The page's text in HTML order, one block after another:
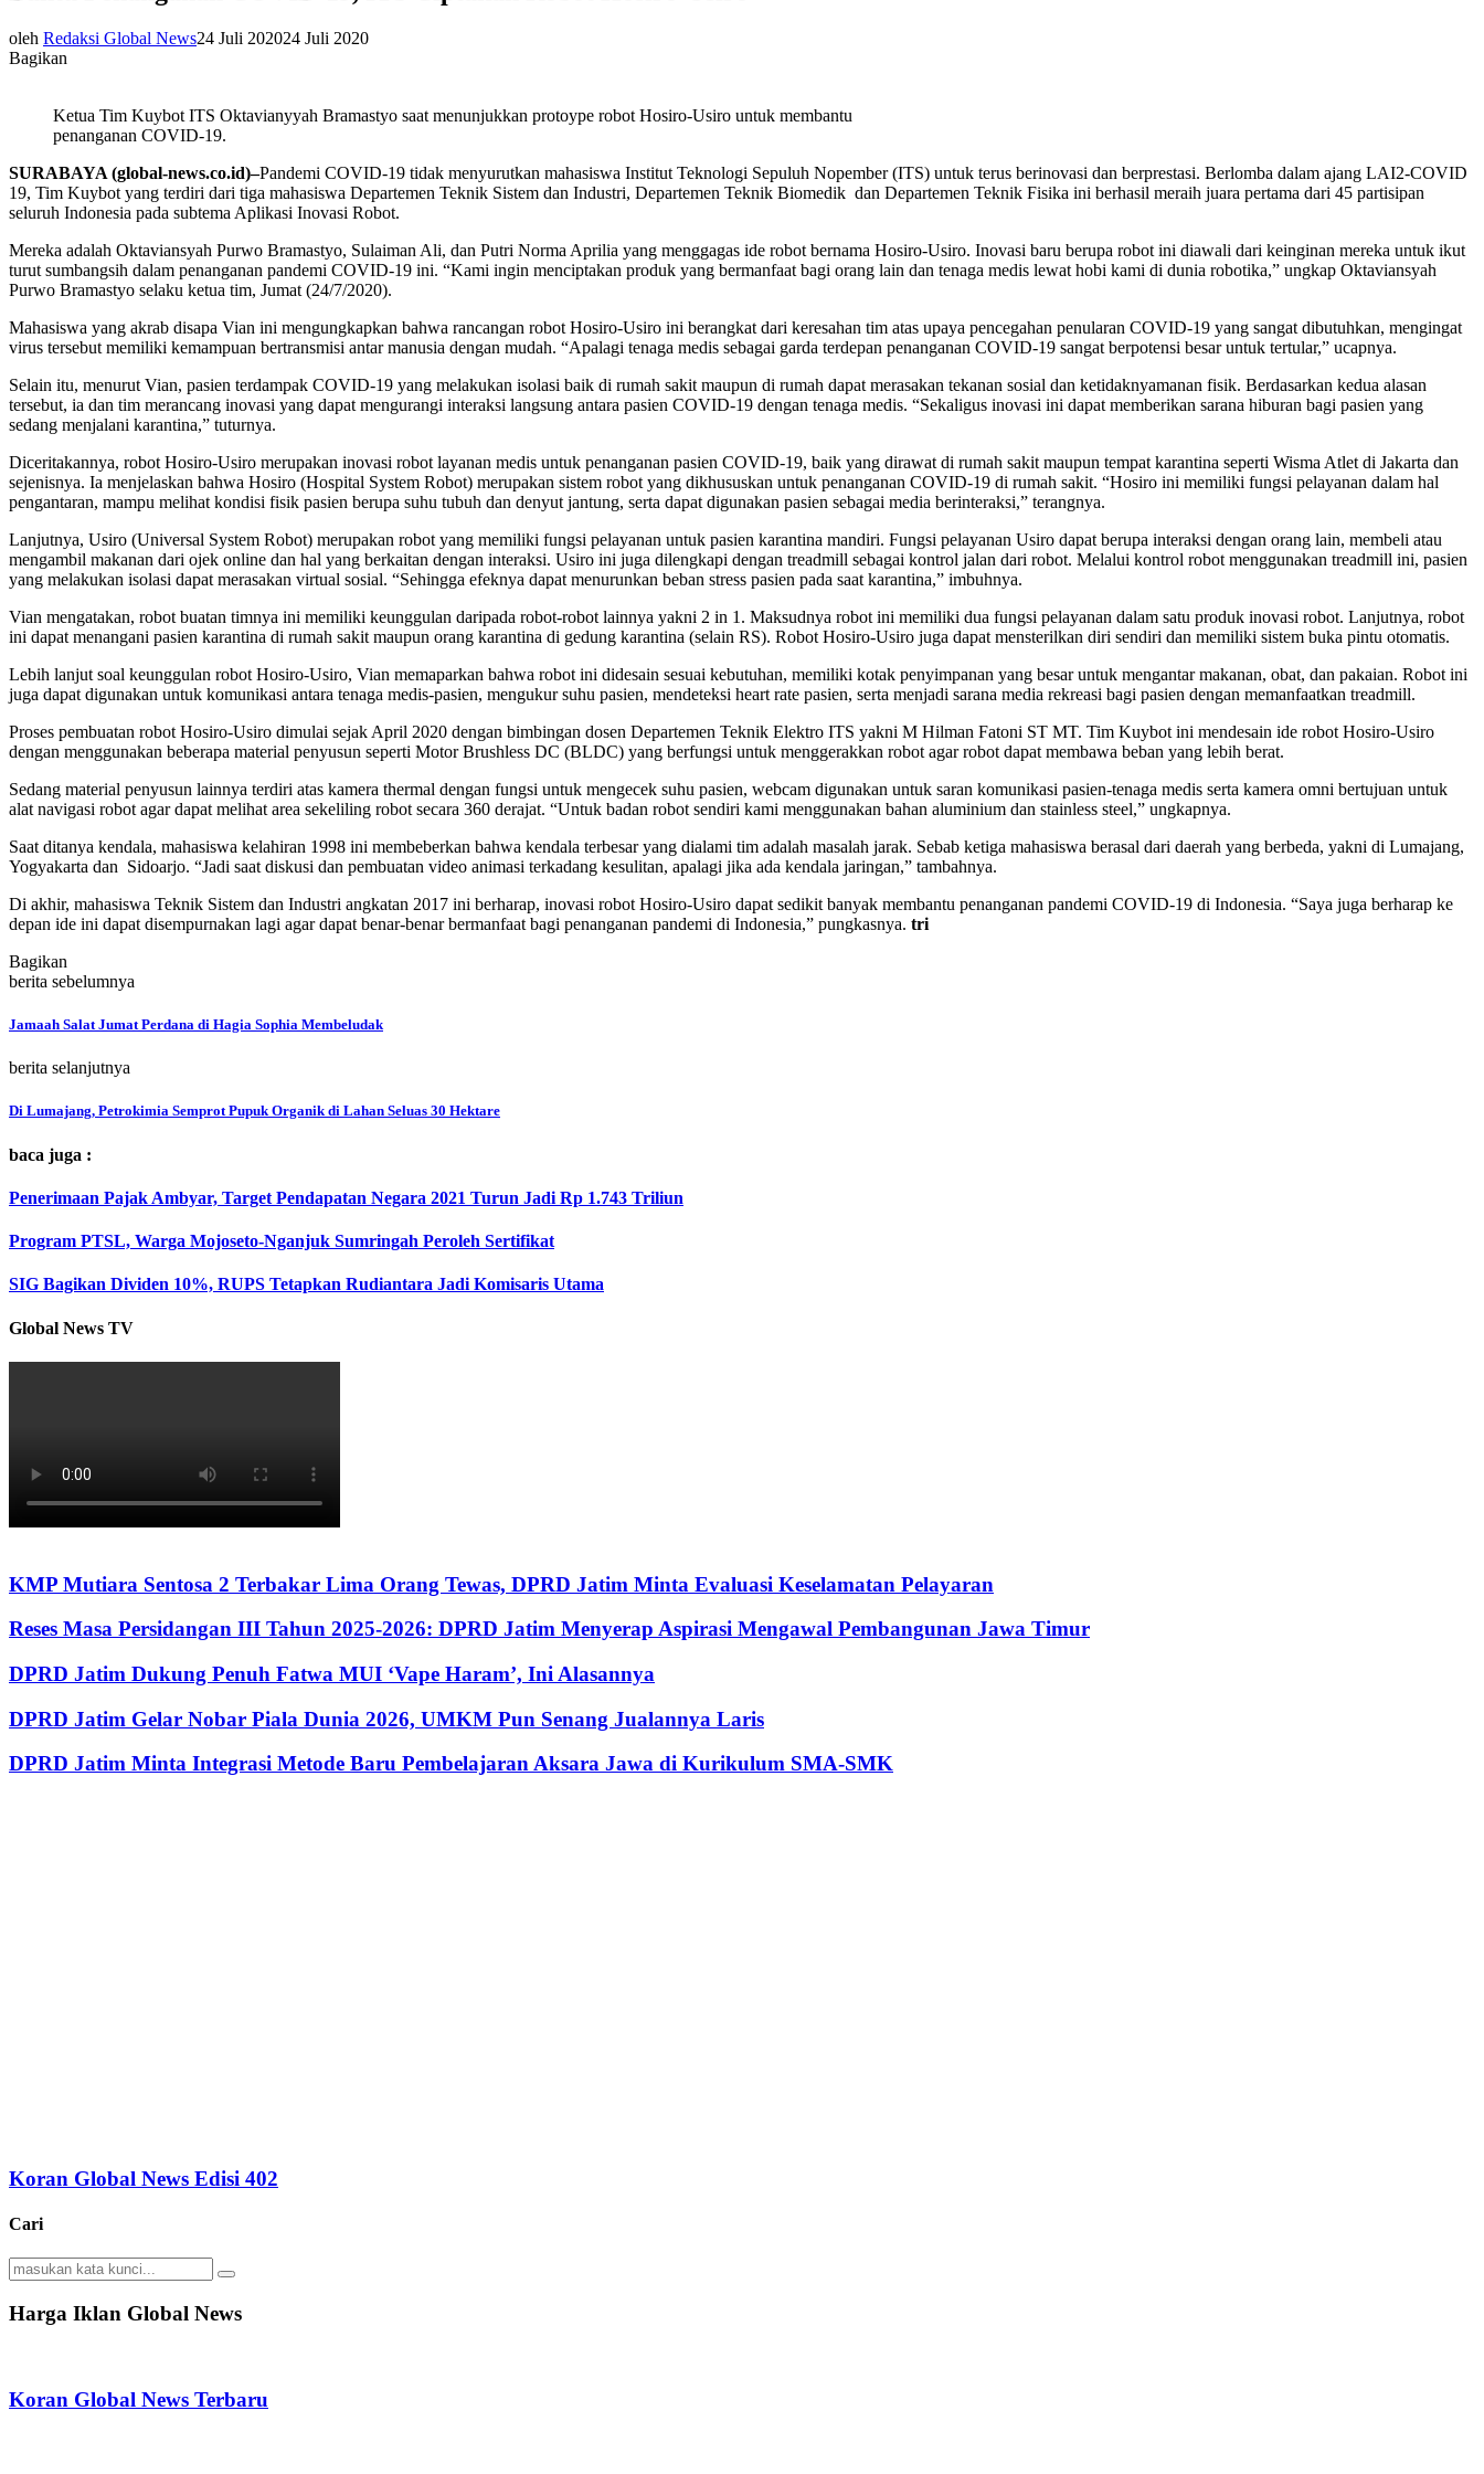
oleh Redaksi Global News24 Juli 202024 Juli 2020
Bagikan
Ketua Tim Kuybot ITS Oktavianyyah Bramastyo saat menunjukkan protoype robot Hosiro-Usiro untuk membantu
penanganan COVID-19.
SURABAYA (global-news.co.id)–Pandemi COVID-19 tidak menyurutkan mahasiswa Institut Teknologi Sepuluh Nopember (ITS) untuk terus berinovasi dan berprestasi. Berlomba dalam ajang LAI2-COVID
19, Tim Kuybot yang terdiri dari tiga mahasiswa Departemen Teknik Sistem dan Industri, Departemen Teknik Biomedik dan Departemen Teknik Fisika ini berhasil meraih juara pertama dari 45 partisipan
seluruh Indonesia pada subtema Aplikasi Inovasi Robot.
Mereka adalah Oktaviansyah Purwo Bramastyo, Sulaiman Ali, dan Putri Norma Aprilia yang menggagas ide robot bernama Hosiro-Usiro. Inovasi baru berupa robot ini diawali dari keinginan mereka untuk ikut
turut sumbangsih dalam penanganan pandemi COVID-19 ini. “Kami ingin menciptakan produk yang bermanfaat bagi orang lain dan tenaga medis lewat hobi kami di dunia robotika,” ungkap Oktaviansyah
Purwo Bramastyo selaku ketua tim, Jumat (24/7/2020).
Mahasiswa yang akrab disapa Vian ini mengungkapkan bahwa rancangan robot Hosiro-Usiro ini berangkat dari keresahan tim atas upaya pencegahan penularan COVID-19 yang sangat dibutuhkan, mengingat
virus tersebut memiliki kemampuan bertransmisi antar manusia dengan mudah. “Apalagi tenaga medis sebagai garda terdepan penanganan COVID-19 sangat berpotensi besar untuk tertular,” ucapnya.
Selain itu, menurut Vian, pasien terdampak COVID-19 yang melakukan isolasi baik di rumah sakit maupun di rumah dapat merasakan tekanan sosial dan ketidaknyamanan fisik. Berdasarkan kedua alasan
tersebut, ia dan tim merancang inovasi yang dapat mengurangi interaksi langsung antara pasien COVID-19 dengan tenaga medis. “Sekaligus inovasi ini dapat memberikan sarana hiburan bagi pasien yang
sedang menjalani karantina,” tuturnya.
Diceritakannya, robot Hosiro-Usiro merupakan inovasi robot layanan medis untuk penanganan pasien COVID-19, baik yang dirawat di rumah sakit maupun tempat karantina seperti Wisma Atlet di Jakarta dan
sejenisnya. Ia menjelaskan bahwa Hosiro (Hospital System Robot) merupakan sistem robot yang dikhususkan untuk penanganan COVID-19 di rumah sakit. “Hosiro ini memiliki fungsi pelayanan dalam hal
pengantaran, mampu melihat kondisi fisik pasien berupa suhu tubuh dan denyut jantung, serta dapat digunakan pasien sebagai media berinteraksi,” terangnya.
Lanjutnya, Usiro (Universal System Robot) merupakan robot yang memiliki fungsi pelayanan untuk pasien karantina mandiri. Fungsi pelayanan Usiro dapat berupa interaksi dengan orang lain, membeli atau
mengambil makanan dari ojek online dan hal yang berkaitan dengan interaksi. Usiro ini juga dilengkapi dengan treadmill sebagai kontrol jalan dari robot. Melalui kontrol robot menggunakan treadmill ini, pasien
yang melakukan isolasi dapat merasakan virtual sosial. “Sehingga efeknya dapat menurunkan beban stress pasien pada saat karantina,” imbuhnya.
Vian mengatakan, robot buatan timnya ini memiliki keunggulan daripada robot-robot lainnya yakni 2 in 1. Maksudnya robot ini memiliki dua fungsi pelayanan dalam satu produk inovasi robot. Lanjutnya, robot
ini dapat menangani pasien karantina di rumah sakit maupun orang karantina di gedung karantina (selain RS). Robot Hosiro-Usiro juga dapat mensterilkan diri sendiri dan memiliki sistem buka pintu otomatis.
Lebih lanjut soal keunggulan robot Hosiro-Usiro, Vian memaparkan bahwa robot ini didesain sesuai kebutuhan, memiliki kotak penyimpanan yang besar untuk mengantar makanan, obat, dan pakaian. Robot ini
juga dapat digunakan untuk komunikasi antara tenaga medis-pasien, mengukur suhu pasien, mendeteksi heart rate pasien, serta menjadi sarana media rekreasi bagi pasien dengan memanfaatkan treadmill.
Proses pembuatan robot Hosiro-Usiro dimulai sejak April 2020 dengan bimbingan dosen Departemen Teknik Elektro ITS yakni M Hilman Fatoni ST MT. Tim Kuybot ini mendesain ide robot Hosiro-Usiro
dengan menggunakan beberapa material penyusun seperti Motor Brushless DC (BLDC) yang berfungsi untuk menggerakkan robot agar robot dapat membawa beban yang lebih berat.
Sedang material penyusun lainnya terdiri atas kamera thermal dengan fungsi untuk mengecek suhu pasien, webcam digunakan untuk saran komunikasi pasien-tenaga medis serta kamera omni bertujuan untuk
alat navigasi robot agar dapat melihat area sekeliling robot secara 360 derajat. “Untuk badan robot sendiri kami menggunakan bahan aluminium dan stainless steel,” ungkapnya.
Saat ditanya kendala, mahasiswa kelahiran 1998 ini membeberkan bahwa kendala terbesar yang dialami tim adalah masalah jarak. Sebab ketiga mahasiswa berasal dari daerah yang berbeda, yakni di Lumajang,
Yogyakarta dan Sidoarjo. “Jadi saat diskusi dan pembuatan video animasi terkadang kesulitan, apalagi jika ada kendala jaringan,” tambahnya.
Di akhir, mahasiswa Teknik Sistem dan Industri angkatan 2017 ini berharap, inovasi robot Hosiro-Usiro dapat sedikit banyak membantu penanganan pandemi COVID-19 di Indonesia. “Saya juga berharap ke
depan ide ini dapat disempurnakan lagi agar dapat benar-benar bermanfaat bagi penanganan pandemi di Indonesia,” pungkasnya. tri
Bagikan
berita sebelumnya
Jamaah Salat Jumat Perdana di Hagia Sophia Membeludak
berita selanjutnya
Di Lumajang, Petrokimia Semprot Pupuk Organik di Lahan Seluas 30 Hektare
baca juga :
Penerimaan Pajak Ambyar, Target Pendapatan Negara 2021 Turun Jadi Rp 1.743 Triliun
Program PTSL, Warga Mojoseto-Nganjuk Sumringah Peroleh Sertifikat
SIG Bagikan Dividen 10%, RUPS Tetapkan Rudiantara Jadi Komisaris Utama
Global News TV
KMP Mutiara Sentosa 2 Terbakar Lima Orang Tewas, DPRD Jatim Minta Evaluasi Keselamatan Pelayaran
Reses Masa Persidangan III Tahun 2025-2026: DPRD Jatim Menyerap Aspirasi Mengawal Pembangunan Jawa Timur
DPRD Jatim Dukung Penuh Fatwa MUI ‘Vape Haram’, Ini Alasannya
DPRD Jatim Gelar Nobar Piala Dunia 2026, UMKM Pun Senang Jualannya Laris
DPRD Jatim Minta Integrasi Metode Baru Pembelajaran Aksara Jawa di Kurikulum SMA-SMK
Koran Global News Edisi 402
Cari
Search
for:
Search
Harga Iklan Global News
Koran Global News Terbaru